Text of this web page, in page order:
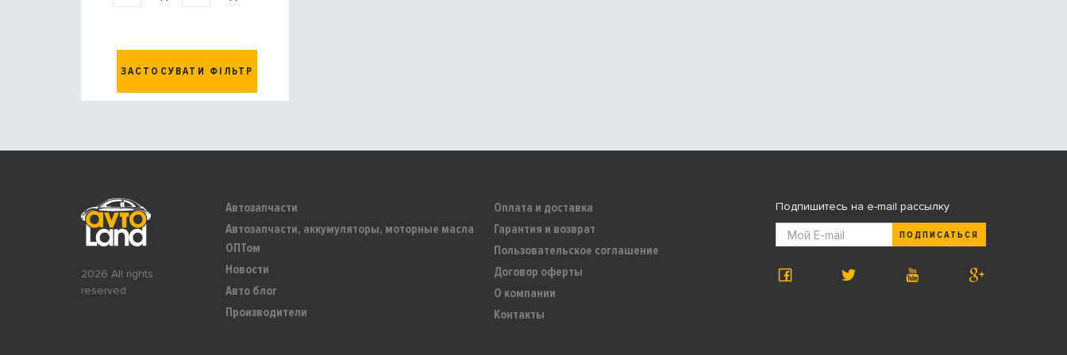
ЗАСТОСУВАТИ ФІЛЬТР
2026 All rights
reserved
Автозапчасти
Автозапчасти, аккумуляторы, моторные масла
ОПТом
Новости
Авто блог
Производители
Оплата и доставка
Гарантия и возврат
Пользовательское соглашение
Договор оферты
О компании
Контакты
Подпишитесь на e-mail рассылку
ПОДПИСАТЬСЯ